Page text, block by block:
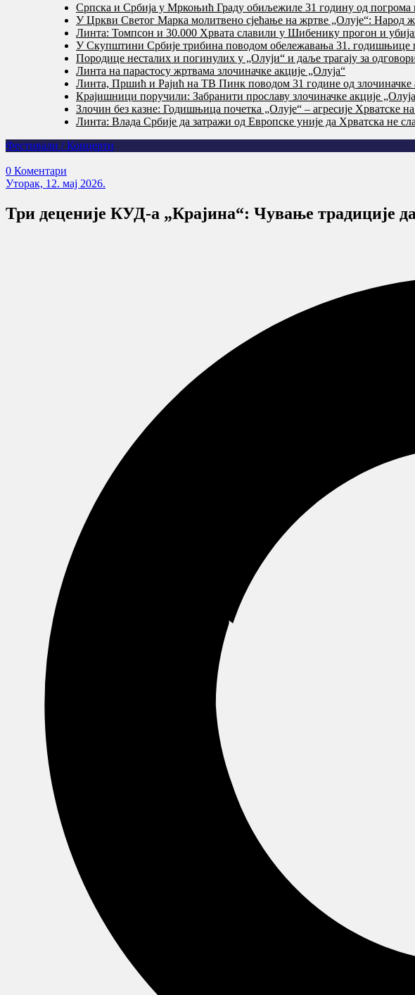
Српска и Србија у Мркоњић Граду обиљежиле 31 годину од погрома
У Цркви Светог Марка молитвено сјећање на жртве „Олује“: Народ
Линта: Томпсон и 30.000 Хрвата славили у Шибенику прогон и
У Скупштини Србије трибина поводом обележавања 31. годишњице
Породице несталих и погинулих у „Олуји“ и даље трагају за
Линта на парастосу жртвама злочиначке акције „Олуја“
Линта, Пршић и Рајић на ТВ Пинк поводом 31 године од злочиначке
Крајишници поручили: Забранити прославу злочиначке акције
Злочин без казне: Годишњица почетка „Олује“ – агресије Хрватске
Линта: Влада Србије да затражи од Европске уније да Хрватска не
Фестивали / Концерти
0 Коментари
Уторак, 12. мај 2026.
Три деценије КУД-а „Крајина“: Чување традиције